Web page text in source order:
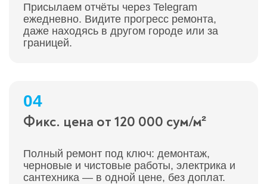
Присылаем отчёты через Telegram
ежедневно. Видите прогресс ремонта,
даже находясь в другом городе или за
границей.
04
Фикс. цена от 120 000 сум/м²
Полный ремонт под ключ: демонтаж,
черновые и чистовые работы, электрика и
сантехника — в одной цене, без доплат.